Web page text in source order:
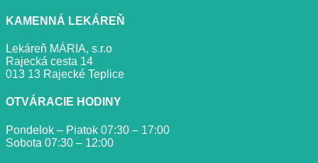
KAMENNÁ LEKÁREŇ
Lekáreň MÁRIA, s.r.o
Rajecká cesta 14
013 13 Rajecké Teplice
OTVÁRACIE HODINY
Pondelok – Piatok 07:30 – 17:00
Sobota 07:30 – 12:00